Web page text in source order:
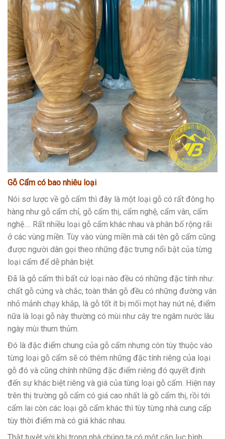
Gỗ Cẩm có bao nhiêu loại
Nói sơ lược về gỗ cẩm thì đây là một loại gỗ có rất đông họ
hàng như gỗ cẩm chỉ, gỗ cẩm thị, cẩm nghệ, cẩm vân, cẩm
nghệ…. Rất nhiều loại gỗ cẩm khác nhau và phân bố rộng rãi
ở các vùng miền. Tùy vào vùng miền mà cái tên gỗ cẩm cũng
được người dân gọi theo những đặc trưng nổi bật của từng
loại cẩm để dễ phân biệt.
Đã là gỗ cẩm thì bất cứ loại nào đều có những đặc tính như:
chất gỗ cứng và chắc, toàn thân gỗ đều có những đường vân
nhỏ mảnh chạy khắp, là gỗ tốt ít bị mối mọt hay nứt nẻ, điểm
nữa là loại gỗ này thường có mùi như cây tre ngâm nước lâu
ngày mùi thum thủm.
Đó là đặc điểm chung của gỗ cẩm nhưng còn tùy thuộc vào
từng loại gỗ cẩm sẽ có thêm những đặc tính riêng của loại
gỗ đó và cũng chính những đặc điểm riêng đó quyết định
đến sự khác biệt riêng và giá của tùng loại gỗ cẩm. Hiện nay
trên thị trường gỗ cẩm có giá cao nhất là gỗ cẩm thị, rồi tới
cẩm lai còn các loại gỗ cẩm khác thì tùy từng nhà cung cấp
tùy thời điểm mà có giá khác nhau.
Thật tuyệt vời khi trong nhà chúng ta có một cặp lục bình